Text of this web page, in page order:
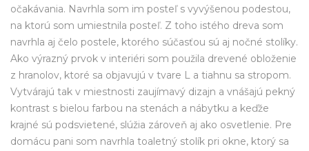
očakávania. Navrhla som im posteľ s vyvýšenou podestou,
na ktorú som umiestnila posteľ. Z toho istého dreva som
navrhla aj čelo postele, ktorého súčasťou sú aj nočné stolíky.
Ako výrazný prvok v interiéri som použila drevené obloženie
z hranolov, ktoré sa objavujú v tvare L a tiahnu sa stropom.
Vytvárajú tak v miestnosti zaujímavý dizajn a vnášajú pekný
kontrast s bielou farbou na stenách a nábytku a keďže
krajné sú podsvietené, slúžia zároveň aj ako osvetlenie. Pre
domácu pani som navrhla toaletný stolík pri okne, ktorý sa